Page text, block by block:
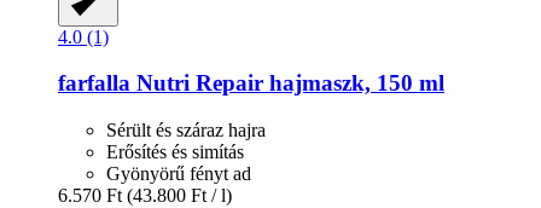
4.0 (1)
farfalla Nutri Repair hajmaszk, 150 ml
Sérült és száraz hajra
Erősítés és simítás
Gyönyörű fényt ad
6.570 Ft (43.800 Ft / l)